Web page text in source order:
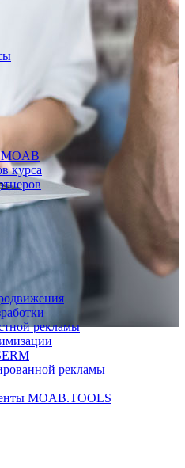
курса
рекламы
рекламы
MOAB.TOOLS